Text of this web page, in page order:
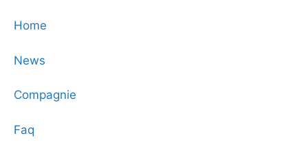
Home
News
Compagnie
Faq